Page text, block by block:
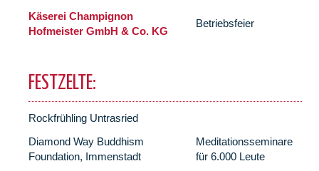
Käserei Champignon
Hofmeister GmbH & Co. KG
Betriebsfeier
FESTZELTE:
Rockfrühling Untrasried
Diamond Way Buddhism
Foundation, Immenstadt
Meditationsseminare
für 6.000 Leute